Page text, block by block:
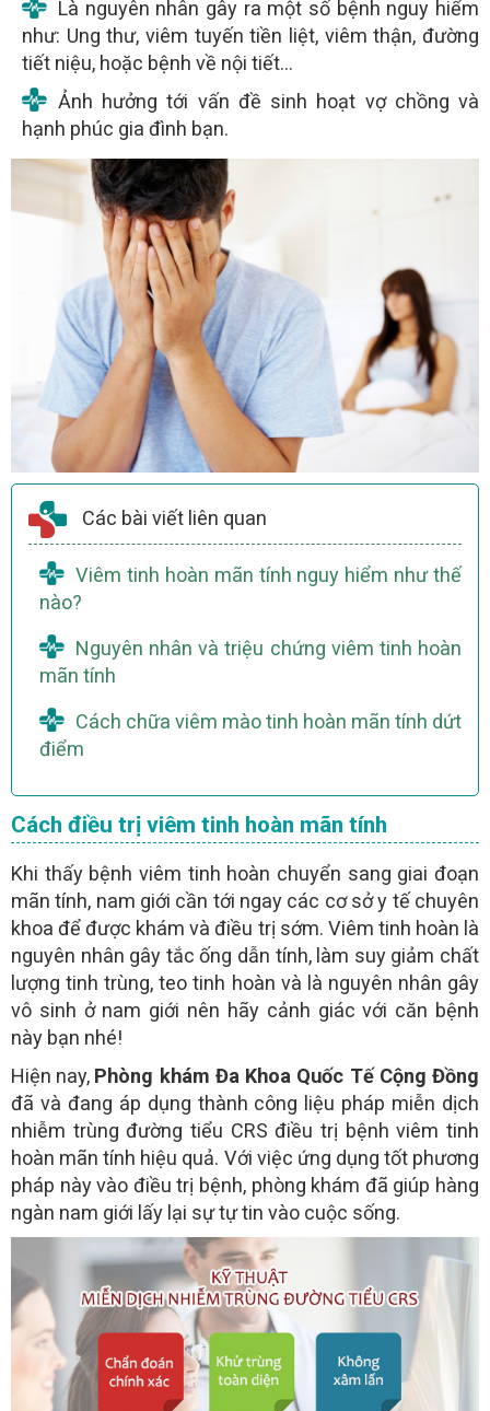
Là nguyên nhân gây ra một số bệnh nguy hiểm
như: Ung thư, viêm tuyến tiền liệt, viêm thận, đường
tiết niệu, hoặc bệnh về nội tiết…
Ảnh hưởng tới vấn đề sinh hoạt vợ chồng và
hạnh phúc gia đình bạn.
Các bài viết liên quan
Viêm tinh hoàn mãn tính nguy hiểm như thế
nào?
Nguyên nhân và triệu chứng viêm tinh hoàn
mãn tính
Cách chữa viêm mào tinh hoàn mãn tính dứt
điểm
Cách điều trị viêm tinh hoàn mãn tính
Khi thấy bệnh viêm tinh hoàn chuyển sang giai đoạn
mãn tính, nam giới cần tới ngay các cơ sở y tế chuyên
khoa để được khám và điều trị sớm. Viêm tinh hoàn là
nguyên nhân gây tắc ống dẫn tính, làm suy giảm chất
lượng tinh trùng, teo tinh hoàn và là nguyên nhân gây
vô sinh ở nam giới nên hãy cảnh giác với căn bệnh
này bạn nhé!
Hiện nay, Phòng khám Đa Khoa Quốc Tế Cộng Đồng
đã và đang áp dụng thành công liệu pháp miễn dịch
nhiễm trùng đường tiểu CRS điều trị bệnh viêm tinh
hoàn mãn tính hiệu quả. Với việc ứng dụng tốt phương
pháp này vào điều trị bệnh, phòng khám đã giúp hàng
ngàn nam giới lấy lại sự tự tin vào cuộc sống.